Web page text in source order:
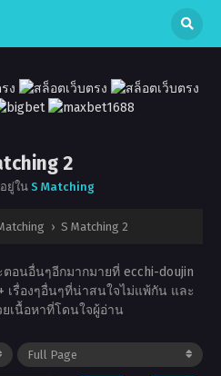
2
ยู่ใน S Matching
› S Matching 2
ตอนอื่นๆอีกมากมายที่ ecchi-doujin
เรื่องๆอื่นๆที่น่าสนใจไม่แพ้กัน และ
เนื้อหาที่โดนใจผู้อ่าน